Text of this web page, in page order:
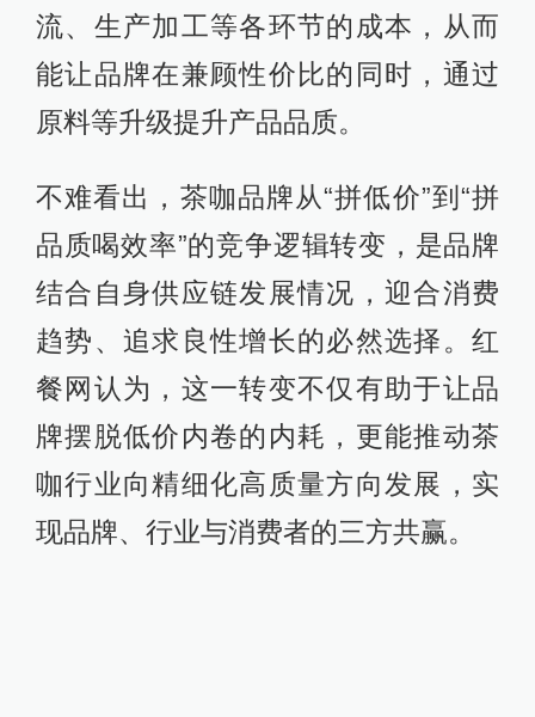
流、生产加工等各环节的成本，从而
能让品牌在兼顾性价比的同时，通过
原料等升级提升产品品质。
不难看出，茶咖品牌从“拼低价”到“拼
品质喝效率”的竞争逻辑转变，是品牌
结合自身供应链发展情况，迎合消费
趋势、追求良性增长的必然选择。红
餐网认为，这一转变不仅有助于让品
牌摆脱低价内卷的内耗，更能推动茶
咖行业向精细化高质量方向发展，实
现品牌、行业与消费者的三方共赢。